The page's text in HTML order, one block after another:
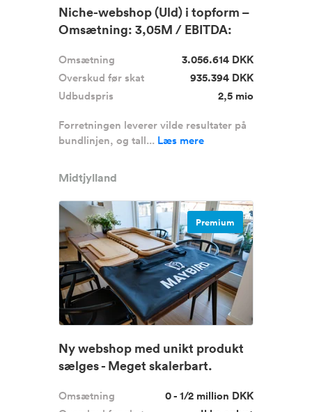
Niche-webshop (Uld) i topform –
Omsætning: 3,05M / EBITDA:
Omsætning
3.056.614 DKK
Overskud før skat
935.394 DKK
Udbudspris
2,5 mio
Forretningen leverer vilde resultater på
bundlinjen, og tall... Læs mere
Midtjylland
Premium
Ny webshop med unikt produkt
sælges - Meget skalerbart.
Omsætning
0 - 1/2 million DKK